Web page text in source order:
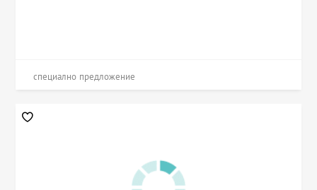
специално предложение